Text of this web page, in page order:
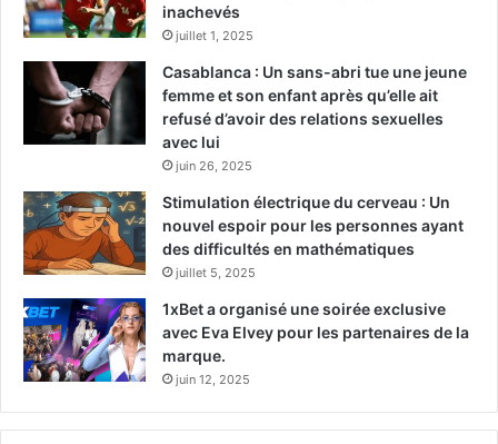
inachevés
juillet 1, 2025
Casablanca : Un sans-abri tue une jeune
femme et son enfant après qu’elle ait
refusé d’avoir des relations sexuelles
avec lui
juin 26, 2025
Stimulation électrique du cerveau : Un
nouvel espoir pour les personnes ayant
des difficultés en mathématiques
juillet 5, 2025
1xBet a organisé une soirée exclusive
avec Eva Elvey pour les partenaires de la
marque.
juin 12, 2025